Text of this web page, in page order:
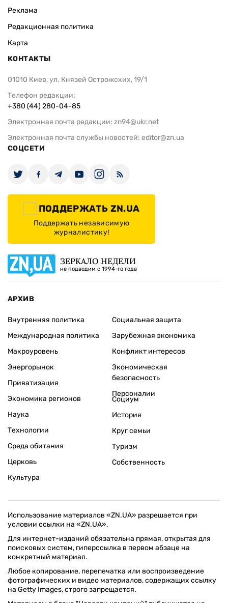
Реклама
Редакционная политика
Карта
КОНТАКТЫ
01010 Киев, ул. Князей Острожских, 19/1
Телефон редакции:
+380 (44) 280-04-85
Электронная почта редакции: zn94@ukr.net
Электронная почта службы новостей: editor@zn.ua
СОЦСЕТИ
ПОДДЕРЖАТЬ ZN.UA
Поддержать независимую
журналистику!
ЗЕРКАЛО НЕДЕЛИ
не подводим с 1994-го года
АРХИВ
Внутренняя политика
Международная политика
Макроуровень
Энергорынок
Приватизация
Экономика регионов
Социальная защита
Зарубежная экономика
Конфликт интересов
Экономическая
безопасность
Персоналии
Наука
Технологии
Среда обитания
Церковь
Культура
Социум
История
Круг семьи
Туризм
Собственность
Использование материалов «ZN.UA» разрешается при
условии ссылки на «ZN.UA».
Для интернет-изданий обязательна прямая, открытая для
поисковых систем, гиперссылка в первом абзаце на
конкретный материал.
Любое копирование, перепечатка или воспроизведение
фотографических и видео материалов, содержащих ссылку
на Getty Images, строго запрещается.